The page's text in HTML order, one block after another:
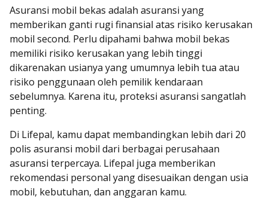
Asuransi mobil bekas adalah asuransi yang
memberikan ganti rugi finansial atas risiko kerusakan
mobil second. Perlu dipahami bahwa mobil bekas
memiliki risiko kerusakan yang lebih tinggi
dikarenakan usianya yang umumnya lebih tua atau
risiko penggunaan oleh pemilik kendaraan
sebelumnya. Karena itu, proteksi asuransi sangatlah
penting.
Di Lifepal, kamu dapat membandingkan lebih dari 20
polis asuransi mobil dari berbagai perusahaan
asuransi terpercaya. Lifepal juga memberikan
rekomendasi personal yang disesuaikan dengan usia
mobil, kebutuhan, dan anggaran kamu.